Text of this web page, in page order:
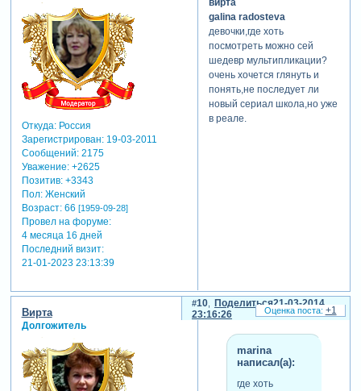
Откуда:Россия
Зарегистрирован: 19-03-2011
Сообщений:2175
Уважение: +2625
Позитив: +3343
Пол:Женский
Возраст:66 [1959-09-28]
Провел на форуме:
4 месяца 16 дней
Последний визит:
21-01-2023 23:13:39
вирта
galina radosteva
девочки,где хоть
посмотреть можно сей
шедевр мультипликации?
очень хочется глянуть и
понять,не последует ли
новый сериал школа,но уже
в реале.
Поделиться
10
21-03-2014
23:16:26
Вирта
Долгожитель
marina
написал(а):
где хоть
+1